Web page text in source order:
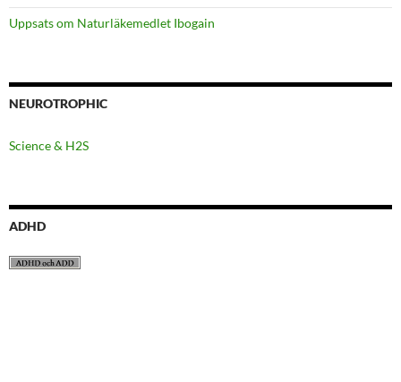
Uppsats om Naturläkemedlet Ibogain
NEUROTROPHIC
Science & H2S
ADHD